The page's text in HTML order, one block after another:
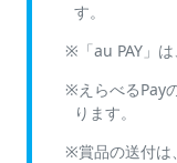
す。
「au PAY」
えらべるPay
ります。
賞品の送付は